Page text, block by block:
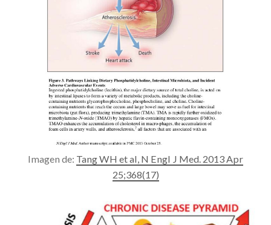
Imagen de: Tang WH et al, N Engl J Med. 2013 Apr
25;368(17)